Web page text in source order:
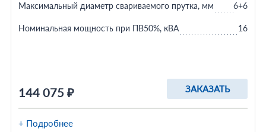
144 075 ₽ ЗАКАЗАТЬ
Максимальный диаметр свариваемого прутка, мм 6+6
Номинальная мощность при ПВ50%, кВА 16
+ Подробнее